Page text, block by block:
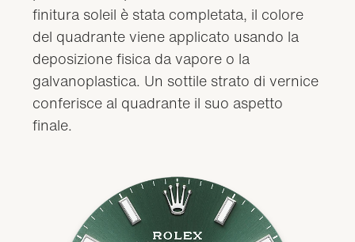
finitura soleil è stata completata, il colore
del quadrante viene applicato usando la
deposizione fisica da vapore o la
galvanoplastica. Un sottile strato di vernice
conferisce al quadrante il suo aspetto
finale.